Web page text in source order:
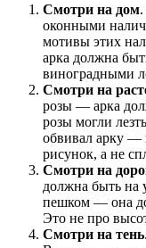
Смотри на дом
оконными
мотивы этих
арка должна
виноградными
Смотри на
розы — арка
розы могли
обвивал арку
рисунок, а не
Смотри на
должна быть на
пешком — она
Это не про
Смотри на тень